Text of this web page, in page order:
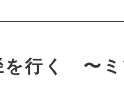
を行く 〜